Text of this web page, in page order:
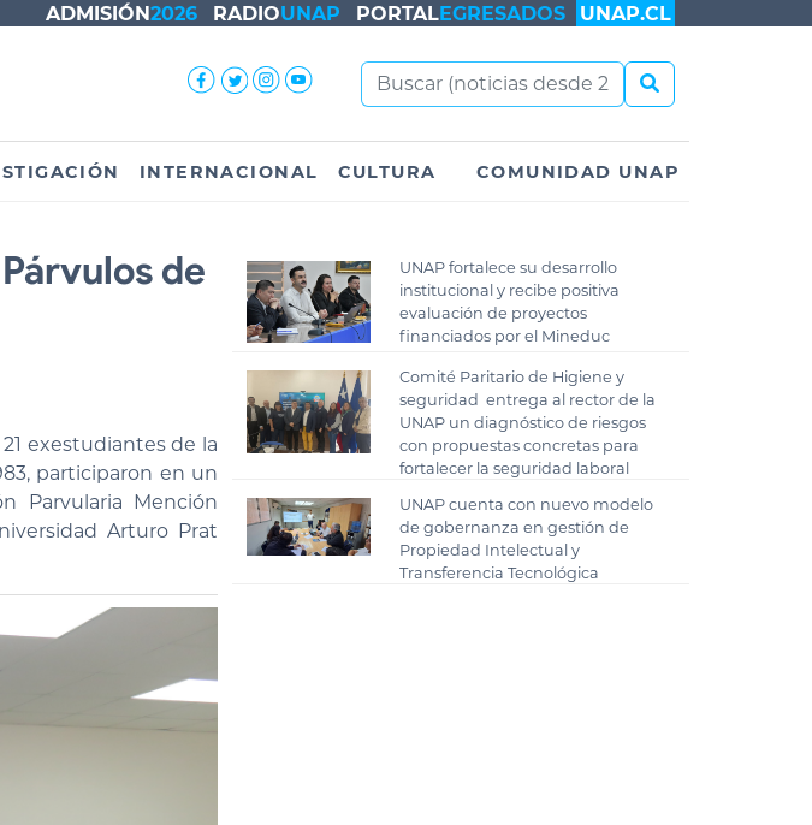
ADMISIÓN2026 RADIOUNAP PORTALEGRESADOS UNAP.CL
INTERNACIONAL CULTURA COMUNIDAD UNAP
de
exestudiantes de la
participaron en un
Parvularia Mención
Arturo Prat
UNAP fortalece su desarrollo
institucional y recibe positiva
evaluación de proyectos
financiados por el Mineduc
Comité Paritario de Higiene y
seguridad entrega al rector de la
UNAP un diagnóstico de riesgos
con propuestas concretas para
fortalecer la seguridad laboral
UNAP cuenta con nuevo modelo
de gobernanza en gestión de
Propiedad Intelectual y
Transferencia Tecnológica